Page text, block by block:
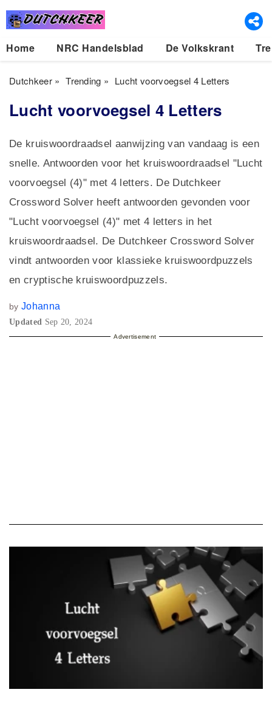
Home NRC Handelsblad De Volkskrant
Dutchkeer» Trending » Lucht voorvoegsel 4 Letters
Lucht voorvoegsel 4 Letters
De kruiswoordraadsel aanwijzing van vandaag is een
snelle. Antwoorden voor het kruiswoordraadsel "Lucht
voorvoegsel (4)" met 4 letters. De Dutchkeer
Crossword Solver heeft antwoorden gevonden voor
"Lucht voorvoegsel (4)" met 4 letters in het
kruiswoordraadsel. De Dutchkeer Crossword Solver
vindt antwoorden voor klassieke kruiswoordpuzzels
en cryptische kruiswoordpuzzels.
by Johanna
Updated Sep 20, 2024
Advertisement